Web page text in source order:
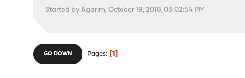
Started by Agarim, October 19, 2018, 03:02:54 PM
GO DOWN Pages 1